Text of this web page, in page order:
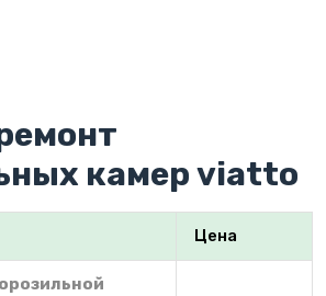
камер viatto
Цена